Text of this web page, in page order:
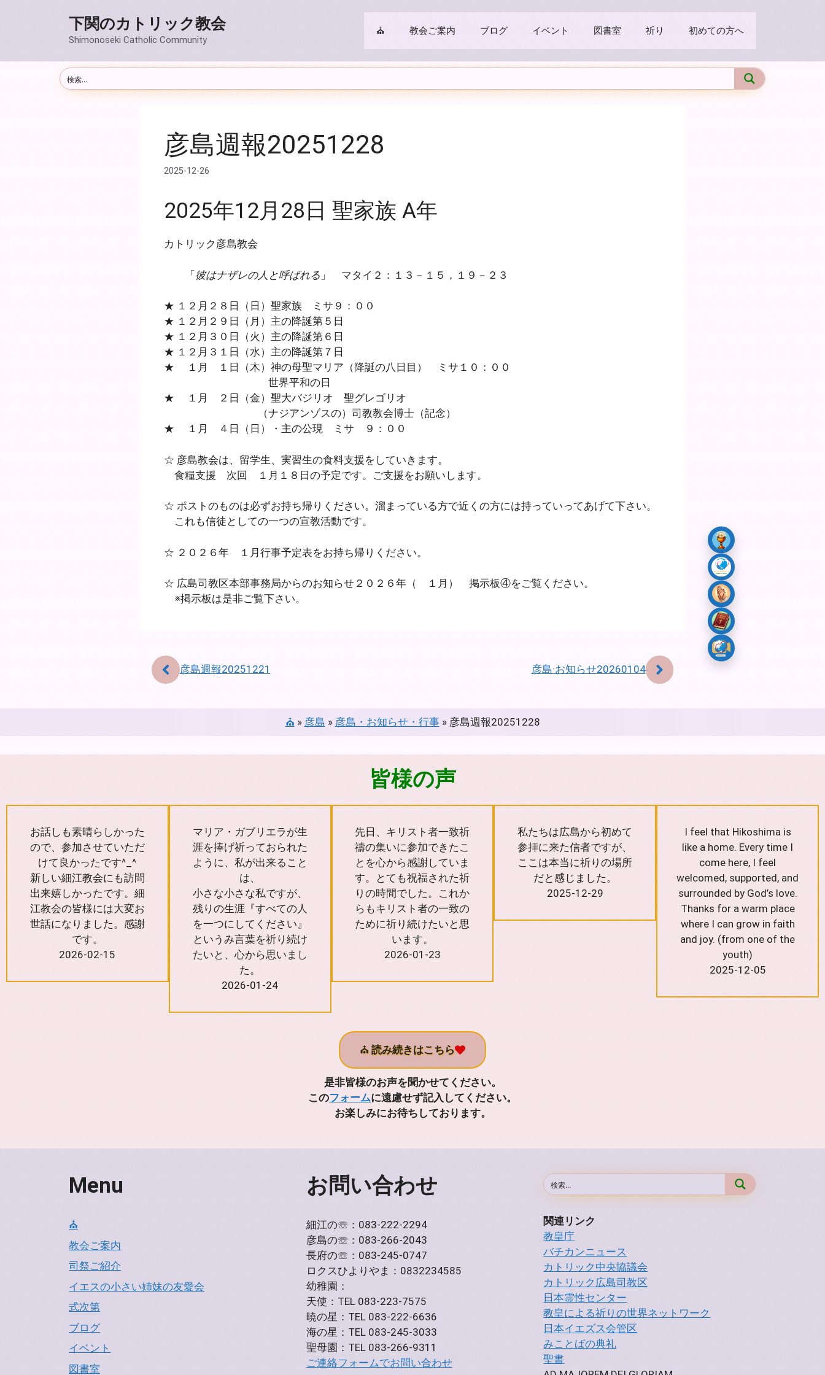
下関のカトリック教会
Shimonoseki Catholic Community
⛪ 教会ご案内 ブログ イベント 図書室 祈り 初めての方へ
彦島週報20251228
2025-12-26
2025年12月28日 聖家族 A年
カトリック彦島教会
「彼はナザレの人と呼ばれる 」 マタイ２：１３－１５，１９－２３
★ １２月２８日（日）聖家族 ミサ９：００
★ １２月２９日（月）主の降誕第５日
★ １２月３０日（火）主の降誕第６日
★ １２月３１日（水）主の降誕第７日
★ １月 １日（木）神の母聖マリア（降誕の八日目） ミサ１０：００
世界平和の日
★ １月 ２日（金）聖大バジリオ 聖グレゴリオ
（ナジアンゾスの）司教教会博士（記念）
★ １月 ４日（日）・主の公現 ミサ ９：００
☆ 彦島教会は、留学生、実習生の食料支援をしていきます。
食糧支援 次回 １月１８日の予定です。ご支援をお願いします。
☆ ポストのものは必ずお持ち帰りください。溜まっている方で近くの方には持っていってあげて下さい。
これも信徒としての一つの宣教活動です。
☆ ２０２６年 １月行事予定表をお持ち帰りください。
☆ 広島司教区本部事務局からのお知らせ２０２６年（ １月） 掲示板④をご覧ください。
※掲示板は是非ご覧下さい。
彦島週報20251221 彦島·お知らせ20260104
⛪» 彦島 » 彦島・お知らせ・行事» 彦島週報20251228
皆様の声
お話しも素晴らしかった
ので、参加させていただ
けて良かったです^_^
新しい細江教会にも訪問
出来嬉しかったです。細
江教会の皆様には大変お
世話になりました。感謝
です。
2026-02-15
マリア・ガブリエラが生
涯を捧げ祈っておられた
ように、私が出来ること
は、
小さな小さな私ですが、
残りの生涯『すべての人
を一つにしてください』
というみ言葉を祈り続け
たいと、心から思いまし
た。
2026-01-24
先日、キリスト者一致祈
禱の集いに参加できたこ
とを心から感謝していま
す。とても祝福された祈
りの時間でした。これか
らもキリスト者の一致の
ために祈り続けたいと思
います。
2026-01-23
私たちは広島から初めて
参拝に来た信者ですが、
ここは本当に祈りの場所
だと感じました。
2025-12-29
I feel that Hikoshima is
like a home. Every time I
come here, I feel
welcomed, supported, and
surrounded by God’s love.
Thanks for a warm place
where I can grow in faith
and joy. (from one of the
youth)
2025-12-05
⛪読み続きはこちら
是非皆様のお声を聞かせてください。
このフォームに遠慮せず記入してください。
お楽しみにお待ちしております。
Menu
⛪
教会ご案内
司祭ご紹介
イエスの小さい姉妹の友愛会
式次第
ブログ
イベント
図書室
お問い合わせ
細江の☏：083-222-2294
彦島の☏：083-266-2043
長府の☏：083-245-0747
ロクスひよりやま：0832234585
幼稚園：
天使：TEL 083-223-7575
暁の星：TEL 083-222-6636
海の星：TEL 083-245-3033
聖母園：TEL 083-266-9311
ご連絡フォームでお問い合わせ
関連リンク
教皇庁
バチカンニュース
カトリック中央協議会
カトリック広島司教区
日本霊性センター
教皇による祈りの世界ネットワーク
日本イエズス会管区
みことばの典礼
聖書